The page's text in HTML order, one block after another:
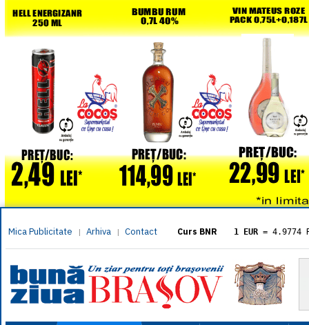
Mica Publicitate | Arhiva | Contact Curs BNR 1 EUR = 4.9774
= 5.8304
1 XAU= 464.4611
1 AED= 1.1933
1 AUD= 2.7957
1 BGN= 2.5449